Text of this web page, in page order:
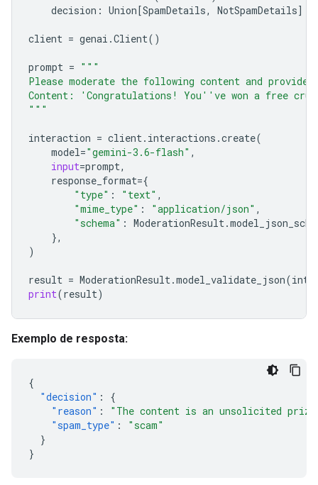
decision : Union[SpamDetails, NotSpamDetails]
client = genai .Client()
prompt = """
Please moderate the following content and provide
Content: 'Congratulations! You''ve won a free
"""
interaction = client. interactions .create(
model="gemini-3.6-flash" ,
input=prompt,
response_format={
"type" : "text" ,
"mime_type" : "application/json" ,
"schema" : ModerationResult.
},
)
result = ModerationResult.model_validate_json(
print(result)
Exemplo de resposta:
{
"decision" :
{
"reason" :
"The content is an unsolicited
"spam_type" :
"scam"
}
}